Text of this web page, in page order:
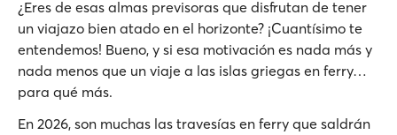
¿Eres de esas almas previsoras que disfrutan de tener
un viajazo bien atado en el horizonte? ¡Cuantísimo te
entendemos! Bueno, y si esa motivación es nada más y
nada menos que un viaje a las islas griegas en ferry…
para qué más.
En 2026, son muchas las travesías en ferry que saldrán